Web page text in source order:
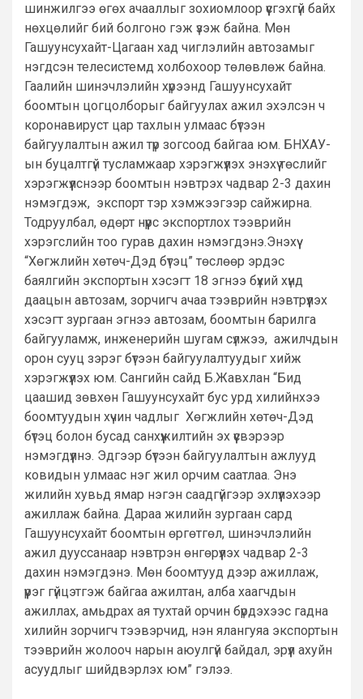
шинжилгээ өгөх ачааллыг зохиомлоор үүсгэхгүй байх
нөхцөлийг бий болгоно гэж үзэж байна. Мөн
Гашуунсухайт-Цагаан хад чиглэлийн автозамыг
нэгдсэн телесистемд холбохоор төлөвлөж байна.
Гаалийн шинэчлэлийн хүрээнд Гашуунсухайт
боомтын цогцолборыг байгуулах ажил эхэлсэн ч
коронавируст цар тахлын улмаас бүтээн
байгуулалтын ажил түр зогсоод байгаа юм. БНХАУ-
ын буцалтгүй тусламжаар хэрэгжүүлэх энэхүү төслийг
хэрэгжүүлснээр боомтын нэвтрэх чадвар 2-3 дахин
нэмэгдэж, экспорт тэр хэмжээгээр сайжирна.
Тодруулбал, өдөрт нүүрс экспортлох тээврийн
хэрэгслийн тоо гурав дахин нэмэгдэнэ.Энэхүү
“Хөгжлийн хөтөч-Дэд бүтэц” төслөөр эрдэс
баялгийн экспортын хэсэгт 18 эгнээ бүхий хүнд
даацын автозам, зорчигч ачаа тээврийн нэвтрүүлэх
хэсэгт зургаан эгнээ автозам, боомтын барилга
байгууламж, инженерийн шугам сүлжээ, ажилчдын
орон сууц зэрэг бүтээн байгуулалтуудыг хийж
хэрэгжүүлэх юм. Сангийн сайд Б.Жавхлан “Бид
цаашид зөвхөн Гашуунсухайт бус урд хилийнхээ
боомтуудын хүчин чадлыг Хөгжлийн хөтөч-Дэд
бүтэц болон бусад санхүүжилтийн эх үүсвэрээр
нэмэгдүүлнэ. Эдгээр бүтээн байгуулалтын ажлууд
ковидын улмаас нэг жил орчим саатлаа. Энэ
жилийн хувьд ямар нэгэн саадгүйгээр эхлүүлэхээр
ажиллаж байна. Дараа жилийн зургаан сард
Гашуунсухайт боомтын өргөтгөл, шинэчлэлийн
ажил дууссанаар нэвтрэн өнгөрүүлэх чадвар 2-3
дахин нэмэгдэнэ. Мөн боомтууд дээр ажиллаж,
үүрэг гүйцэтгэж байгаа ажилтан, алба хаагчдын
ажиллах, амьдрах ая тухтай орчин бүрдэхээс гадна
хилийн зорчигч тээвэрчид, нэн ялангуяа экспортын
тээврийн жолооч нарын аюулгүй байдал, эрүүл ахуйн
асуудлыг шийдвэрлэх юм” гэлээ.